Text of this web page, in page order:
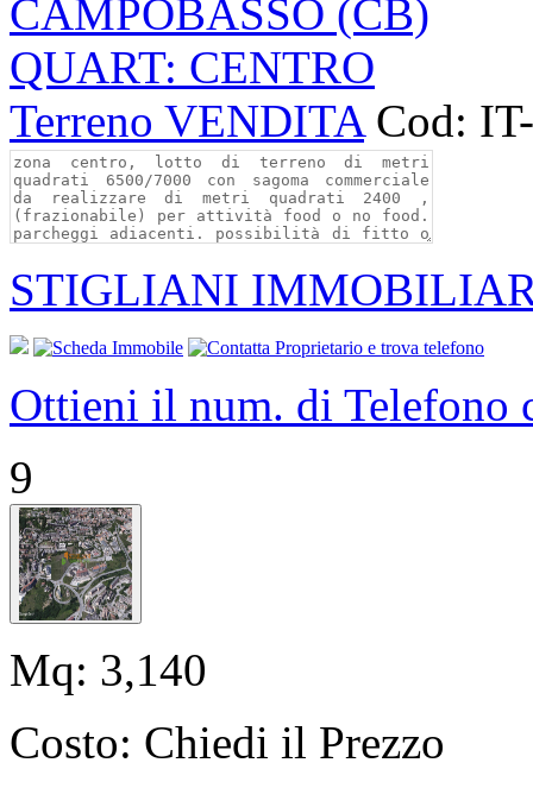
CAMPOBASSO (CB)
QUART: CENTRO
Terreno VENDITA Cod:
STIGLIANI
Ottieni il num. di Telefono
9
Mq: 3,140
Costo: Chiedi il Prezzo